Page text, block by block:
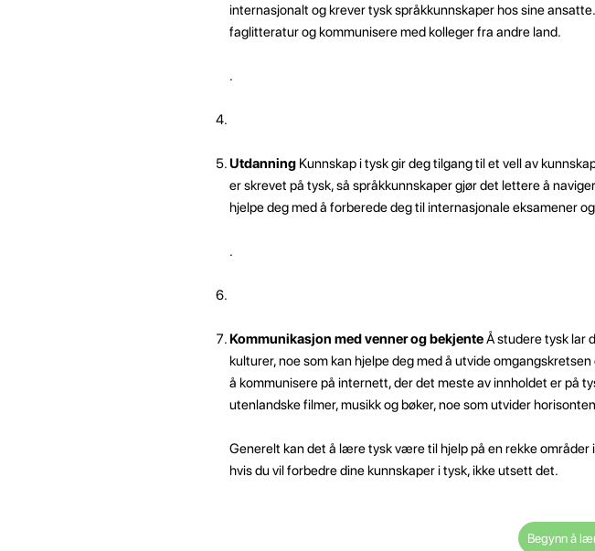
internasjonalt og krever tysk språkkunnskaper hos sine
faglitteratur og kommunisere med kolleger fra andre land.
.
UtdanningKunnskap i tysk gir deg tilgang til et vell av
er skrevet på tysk, så språkkunnskaper gjør det lettere å
hjelpe deg med å forberede deg til internasjonale eksamener
.
Kommunikasjon med venner og bekjenteÅ studere tysk lar
kulturer, noe som kan hjelpe deg med å utvide
å kommunisere på internett, der det meste av innholdet er på
utenlandske filmer, musikk og bøker, noe som utvider
Generelt kan det å lære tysk være til hjelp på en rekke områder
hvis du vil forbedre dine kunnskaper i tysk, ikke utsett det.
Begynn å